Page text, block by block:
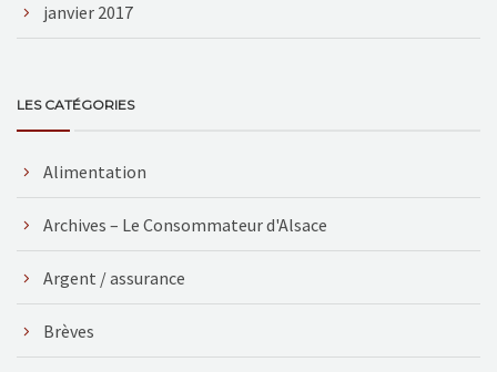
janvier 2017
LES CATÉGORIES
Alimentation
Archives – Le Consommateur d'Alsace
Argent / assurance
Brèves